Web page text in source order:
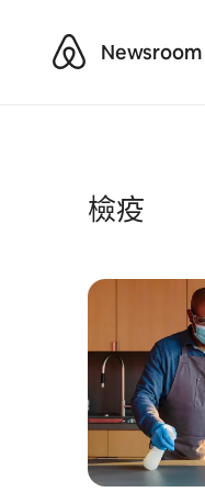
AirbnbNewsroom
檢疫